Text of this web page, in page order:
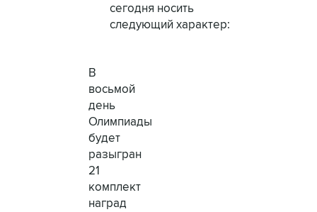
сегодня носить
следующий характер:
В
восьмой
день
Олимпиады
будет
разыгран
21
комплект
наград